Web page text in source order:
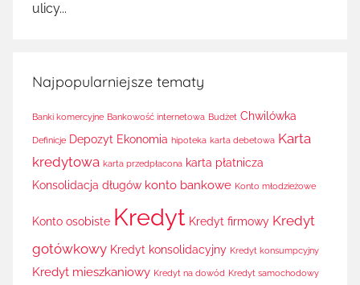
ulicy...
Najpopularniejsze tematy
Banki komercyjne Bankowość internetowa Budżet Chwilówka
Definicje Depozyt Ekonomia hipoteka karta debetowa Karta
kredytowa karta przedpłacona karta płatnicza
Konsolidacja długów konto bankowe Konto młodzieżowe
Konto osobiste Kredyt Kredyt firmowy Kredyt
gotówkowy Kredyt konsolidacyjny Kredyt konsumpcyjny
Kredyt mieszkaniowy Kredyt na dowód Kredyt samochodowy